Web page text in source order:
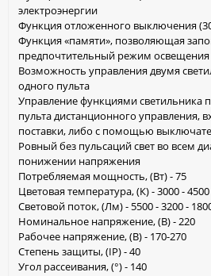
электроэнергии
Функция отложенного выключения
Функция «памяти», позволяющая
предпочтительный режим освещения
Возможность управления двумя
одного пульта
Управление функциями светильника
пульта дистанционного управления,
поставки, либо с помощью
Ровный без пульсаций свет во всем
понижении напряжения
Потребляемая мощность, (Вт) - 75
Цветовая температура, (К) - 3000 -
Световой поток, (Лм) - 5500 - 3200 -
Номинальное напряжение, (В) - 220
Рабочее напряжение, (В) - 170-270
Степень защиты, (IP) - 40
Угол рассеивания, (°) - 140